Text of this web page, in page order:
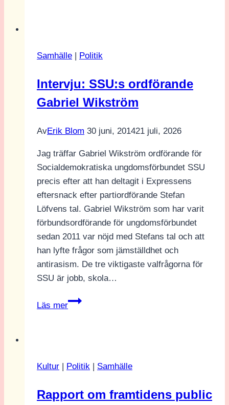
för
Samhälle | Politik
Intervju: SSU:s ordförande
Gabriel Wikström
AvErik Blom 30 juni, 201421 juli, 2026
Jag träffar Gabriel Wikström ordförande för
Socialdemokratiska ungdomsförbundet SSU
precis efter att han deltagit i Expressens
eftersnack efter partiordförande Stefan
Löfvens tal. Gabriel Wikström som har varit
förbundsordförande för ungdomsförbundet
sedan 2011 var nöjd med Stefans tal och att
han lyfte frågor som jämställdhet och
antirasism. De tre viktigaste valfrågorna för
SSU är jobb, skola…
Läs mer
Intervju:
Kultur | Politik | Samhälle
Rapport om framtidens public